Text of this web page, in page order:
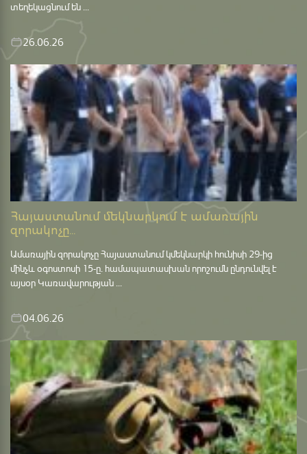
տեղեկացնում են ...
26.06.26
Հայաստանում մեկնարկում է ամառային
զորակոչը...
Ամառային զորակոչը Հայաստանում կմեկնարկի հունիսի 29-ից
մինչև օգոստոսի 15-ը․ համապատասխան որոշումն ընդունվել է
այսօր Կառավարության ...
04.06.26